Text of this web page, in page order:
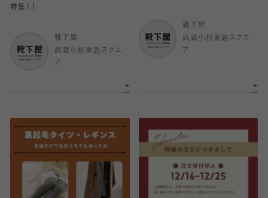
特集！！
靴下屋
武蔵小杉東急スクエ
ア
靴下屋
武蔵小杉東急スクエ
ア